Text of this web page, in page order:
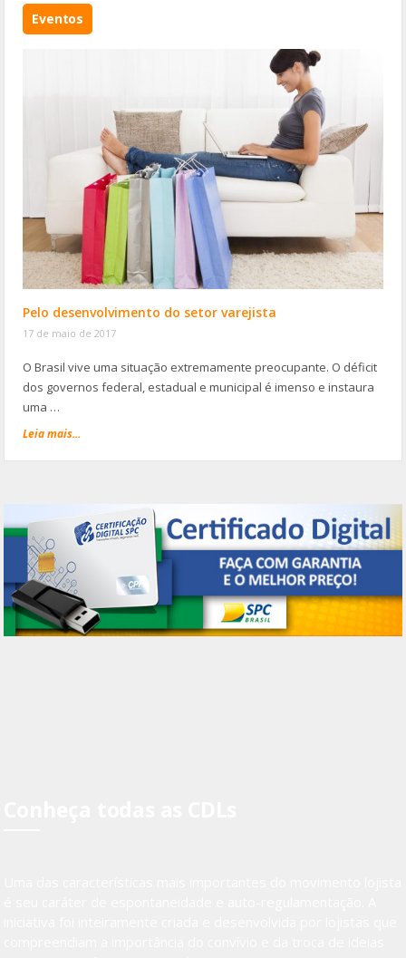
Eventos
Pelo desenvolvimento do setor varejista
17 de maio de 2017
O Brasil vive uma situação extremamente preocupante. O déficit
dos governos federal, estadual e municipal é imenso e instaura
uma …
Leia mais...